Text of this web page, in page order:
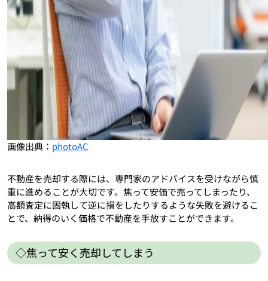
画像出典： photoAC
不動産を売却する際には、専門家のアドバイスを受けながら慎
重に進めることが大切です。焦って安価で売ってしまったり、
高額査定に固執して逆に損をしたりするような失敗を避けるこ
とで、納得のいく価格で不動産を手放すことができます。
◇焦って安く売却してしまう